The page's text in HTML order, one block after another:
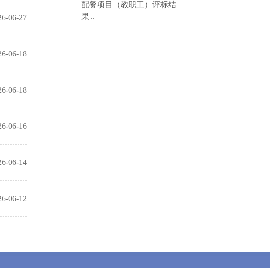
06-27
06-18
06-18
06-16
06-14
06-12
配餐项目（教职工）评标结
果...